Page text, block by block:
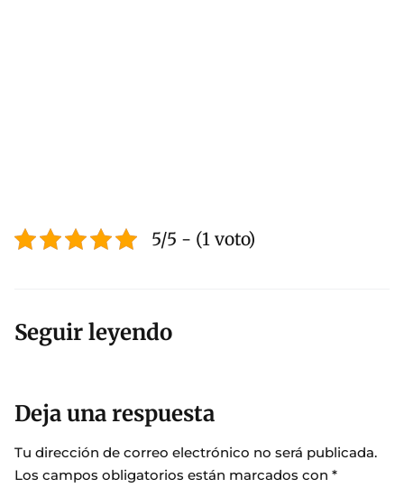
5/5 - (1 voto)
Seguir leyendo
Deja una respuesta
Tu dirección de correo electrónico no será publicada.
Los campos obligatorios están marcados con *